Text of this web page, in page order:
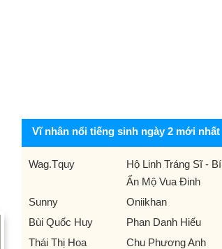
Vĩ nhân nổi tiếng sinh ngày 2 mới nhất
Wag.Tquy
Hộ Linh Tráng Sĩ - Bí
Ẩn Mộ Vua Đinh
Sunny
Oniikhan
Bùi Quốc Huy
Phan Danh Hiếu
Thái Thị Hoa
Chu Phương Anh